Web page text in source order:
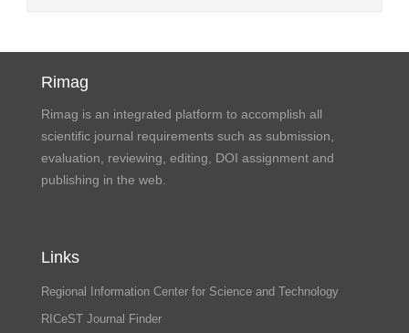
Rimag
Rimag is an integrated platform to accomplish all
scientific journal requirements such as submission,
evaluation, reviewing, editing, DOI assignment and
publishing in the web.
Links
Regional Information Center for Science and Technology
RICeST Journal Finder